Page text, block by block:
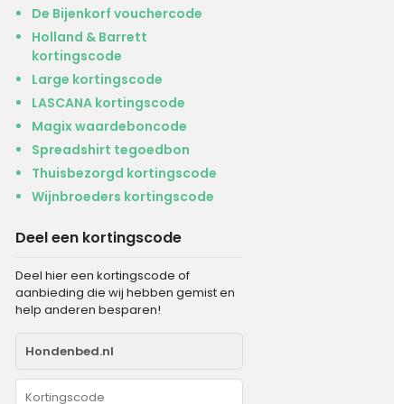
De Bijenkorf vouchercode
Holland & Barrett
kortingscode
Large kortingscode
LASCANA kortingscode
Magix waardeboncode
Spreadshirt tegoedbon
Thuisbezorgd kortingscode
Wijnbroeders kortingscode
Deel een kortingscode
Deel hier een kortingscode of
aanbieding die wij hebben gemist en
help anderen besparen!